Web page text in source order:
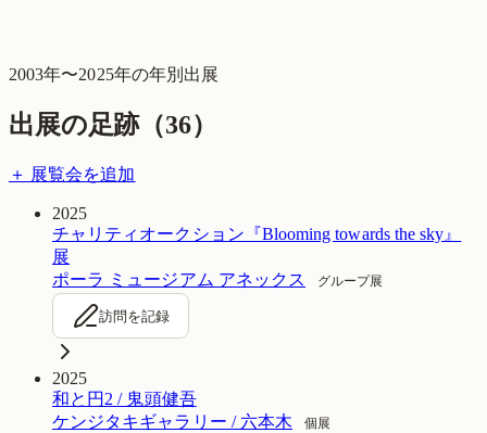
2003年〜2025年の年別出展
出展の足跡（36）
＋ 展覧会を追加
2025
チャリティオークション『Blooming towards the sky』
展
ポーラ ミュージアム アネックス
グループ展
訪問を記録
2025
和と円2 / 鬼頭健吾
ケンジタキギャラリー / 六本木
個展